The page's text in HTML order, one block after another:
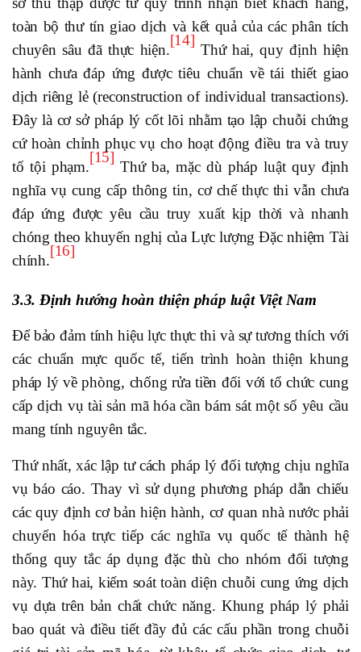
toàn bộ thư tín giao dịch và kết quả của các phân tích
chuyên sâu đã thực hiện.
[14]
Thứ hai, quy định hiện
hành chưa đáp ứng được tiêu chuẩn về tái thiết giao
dịch riêng lẻ (reconstruction of individual transactions).
Đây là cơ sở pháp lý cốt lõi nhằm tạo lập chuỗi chứng
cứ hoàn chỉnh phục vụ cho hoạt động điều tra và truy
tố tội phạm.
[15]
Thứ ba, mặc dù pháp luật quy định
nghĩa vụ cung cấp thông tin, cơ chế thực thi vẫn chưa
đáp ứng được yêu cầu truy xuất kịp thời và nhanh
chóng theo khuyến nghị của Lực lượng Đặc nhiệm Tài
chính.
[16]
3.3. Định hướng hoàn thiện pháp luật Việt Nam
Để bảo đảm tính hiệu lực thực thi và sự tương thích với
các chuẩn mực quốc tế, tiến trình hoàn thiện khung
pháp lý về phòng, chống rửa tiền đối với tổ chức cung
cấp dịch vụ tài sản mã hóa cần bám sát một số yêu cầu
mang tính nguyên tắc.
Thứ nhất, xác lập tư cách pháp lý đối tượng chịu nghĩa
vụ báo cáo. Thay vì sử dụng phương pháp dẫn chiếu
các quy định cơ bản hiện hành, cơ quan nhà nước phải
chuyển hóa trực tiếp các nghĩa vụ quốc tế thành hệ
thống quy tắc áp dụng đặc thù cho nhóm đối tượng
này. Thứ hai, kiểm soát toàn diện chuỗi cung ứng dịch
vụ dựa trên bản chất chức năng. Khung pháp lý phải
bao quát và điều tiết đầy đủ các cấu phần trong chuỗi